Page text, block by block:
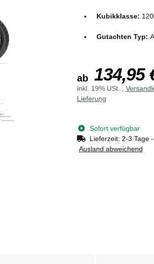
Kubikklasse:
Gutachten Typ:
ab 134,95
inkl. 19% USt. ,
Lieferung
Sofort verfügbar
Lieferzeit: 2-3 Tage
Ausland abweichend